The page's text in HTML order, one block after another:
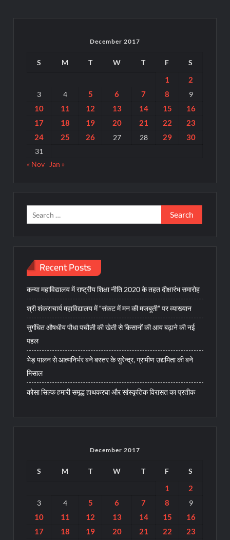
December 2017
S M T W T F S
1 2
3 4 5 6 7 8 9
10 11 12 13 14 15
16
17
18 19 20 21 22
23
24
25 26 27 28 29 30
31
« Nov
Jan »
Search
for:
Recent Posts
कन्या महाविद्यालय में राष्ट्रीय शिक्षा नीति 2020 के तहत दीक्षारंभ समारोह
श्री शंकराचार्य महाविद्यालय में “संकट में मन की मजबूती” पर व्याख्यान
सुगंधित औषधीय पौधा पचौली की खेती से किसानों की आय बढ़ाने की नई
पहल
भेड़ पालन से आत्मनिर्भर बने बस्तर के सुरेन्द्र, ग्रामीण उद्यमिता की बने
मिसाल
कोसा सिल्क हमारी समृद्ध हाथकरघा और सांस्कृतिक विरासत का प्रतीक
December 2017
S M T W T F S
1 2
3 4 5 6 7 8 9
10 11 12 13 14 15
16
17
18 19 20 21 22
23